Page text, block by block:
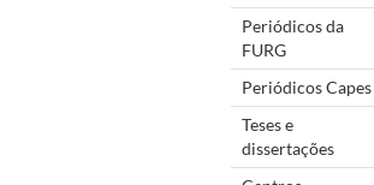
Periódicos da
FURG
Periódicos Capes
Teses e
dissertações